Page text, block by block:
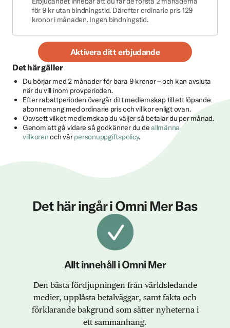
för 9 kr utan bindningstid. Därefter ordinarie pris 129
kronor i månaden. Ingen bindningstid.
Aktivera ditt erbjudande
Det här gäller
Du börjar med 2 månader för bara 9 kronor – och kan avsluta
när du vill inom provperioden.
Efter rabattperioden övergår ditt medlemskap till ett löpande
abonnemang med ordinarie pris och villkor enligt ovan.
Oavsett vilket medlemskap du väljer så betalar du per månad.
Genom att gå vidare så godkänner du deallmänna
villkorenoch vårpersonuppgiftspolicy.
Det här ingår i Omni Mer Bas
Allt innehåll i Omni Mer
Den bästa fördjupningen från världsledande
medier, upplåsta betalväggar, samt fakta och
förklarande bakgrund som sätter nyheterna i
ett sammanhang.